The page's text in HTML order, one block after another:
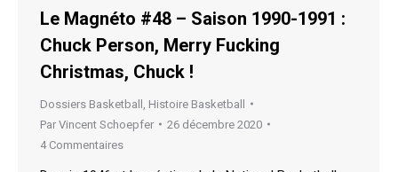
Le Magnéto #48 – Saison 1990-1991 :
Chuck Person, Merry Fucking
Christmas, Chuck !
Dossiers Basketball
Histoire Basketball
Par Vincent Schoepfer
26 décembre 2020
4 Commentaires